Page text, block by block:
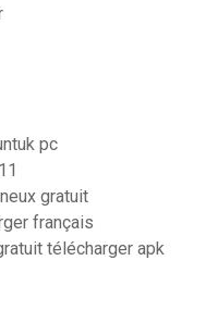
pc
gratuit
français
télécharger apk